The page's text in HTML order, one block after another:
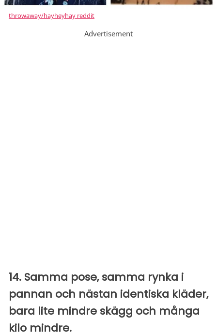
throwaway/hayheyhay reddit
Advertisement
14. Samma pose, samma rynka i
pannan och nästan identiska kläder,
bara lite mindre skägg och många
kilo mindre.